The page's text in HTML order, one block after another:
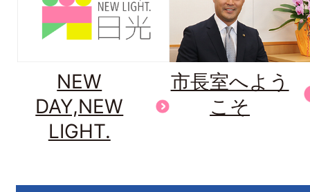
NEW
DAY,NEW
LIGHT.
市長室へよう
こそ